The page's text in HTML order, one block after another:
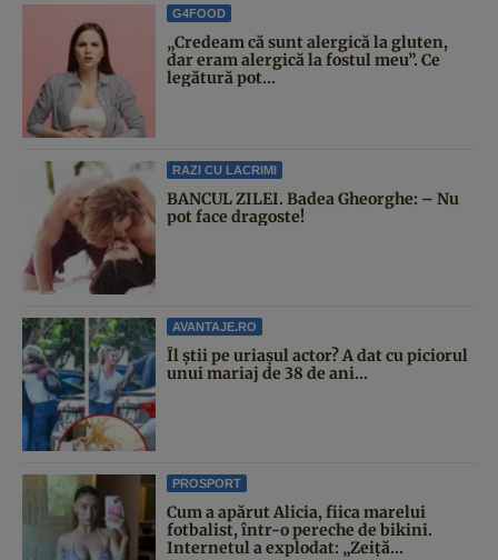
G4FOOD
„Credeam că sunt alergică la gluten,
dar eram alergică la fostul meu”. Ce
legătură pot...
RAZI CU LACRIMI
BANCUL ZILEI. Badea Gheorghe: – Nu
pot face dragoste!
AVANTAJE.RO
Îl știi pe uriașul actor? A dat cu piciorul
unui mariaj de 38 de ani...
PROSPORT
Cum a apărut Alicia, fiica marelui
fotbalist, într-o pereche de bikini.
Internetul a explodat: „Zeiță...